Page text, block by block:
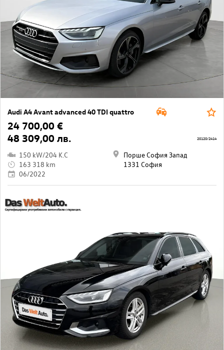
Audi A4 Avant advanced 40 TDI quattro
24 700,00 €
48 309,00 лв.
150 kW/204 K.C
163 318 km
06/2022
Порше София Запад
1331 София
20120/2414